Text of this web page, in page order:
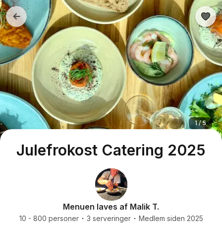
Julefrokost Catering 2025
1 / 5
Menuen laves af Malik T.
10 - 800 personer 3 serveringer Medlem siden 2025